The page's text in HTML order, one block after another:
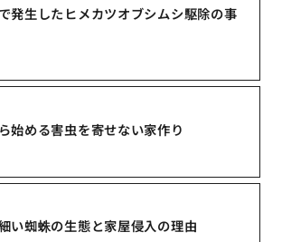
発生したヒメカツオブシムシ駆除の事
始める害虫を寄せない家作り
い蜘蛛の生態と家屋侵入の理由